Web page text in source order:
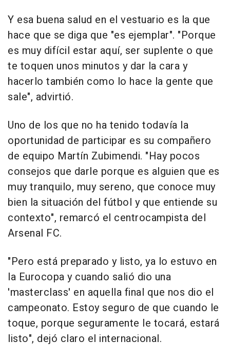
Y esa buena salud en el vestuario es la que
hace que se diga que "es ejemplar". "Porque
es muy difícil estar aquí, ser suplente o que
te toquen unos minutos y dar la cara y
hacerlo también como lo hace la gente que
sale", advirtió.
Uno de los que no ha tenido todavía la
oportunidad de participar es su compañero
de equipo Martín Zubimendi. "Hay pocos
consejos que darle porque es alguien que es
muy tranquilo, muy sereno, que conoce muy
bien la situación del fútbol y que entiende su
contexto", remarcó el centrocampista del
Arsenal FC.
"Pero está preparado y listo, ya lo estuvo en
la Eurocopa y cuando salió dio una
'masterclass' en aquella final que nos dio el
campeonato. Estoy seguro de que cuando le
toque, porque seguramente le tocará, estará
listo", dejó claro el internacional.